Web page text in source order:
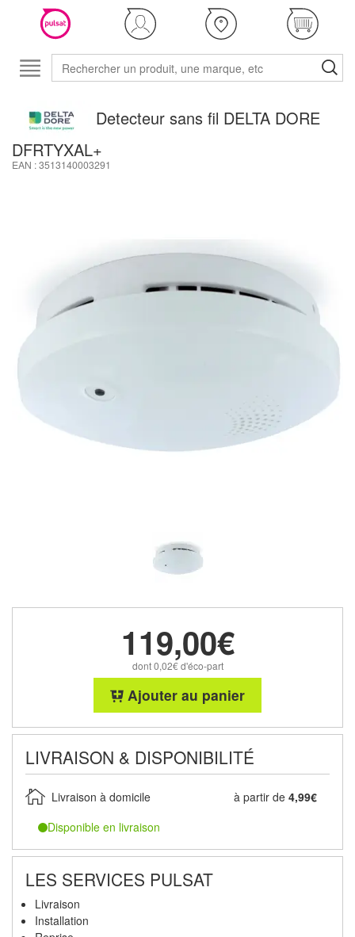
Detecteur sans fil DELTA DORE
DFRTYXAL+
EAN : 3513140003291
119,00€
dont 0,02€ d'éco-part
Ajouter au panier
LIVRAISON & DISPONIBILITÉ
Livraison à domicile à partir de 4,99€
Disponible en livraison
LES SERVICES PULSAT
Livraison
Installation